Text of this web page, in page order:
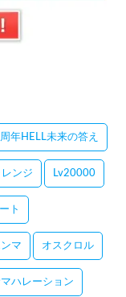
年HELL未来の答え
ンジ Lv20000
ト
マ オスクロル
ハレーション